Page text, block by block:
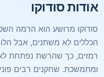
אודות סודוקו
הכללים לא משתנים, אבל
רמזים, כך שהרשת נפתחת
ומתמשכת. שחקנים רבים